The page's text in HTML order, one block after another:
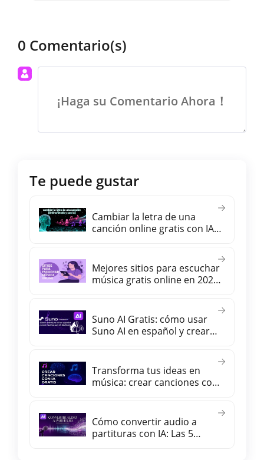
0 Comentario(s)
¡Haga su Comentario Ahora！
Te puede gustar
Cambiar la letra de una
canción online gratis con IA
Mejores sitios para escuchar
música gratis online en 2026
Suno AI Gratis: cómo usar
Suno AI en español y crear
Transforma tus ideas en
música: crear canciones con
Cómo convertir audio a
partituras con IA: Las 5